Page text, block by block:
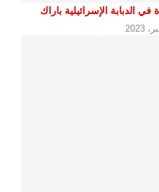
الدبابة الإسرائيلية باراك